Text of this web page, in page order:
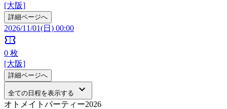
[大阪]
詳細ページへ
2026/11/01(日) 00:00
confirmation_number
0 枚
[大阪]
詳細ページへ
全ての日程を表示する keyboard_arrow_down
オトメイトパーティー2026